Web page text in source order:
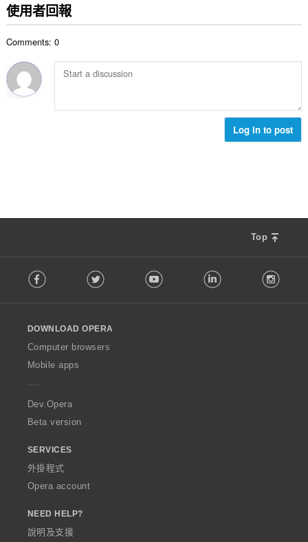
:
使用者回報
Comments: 0
Log in to post
Top
o
w
O
p
a
Facebook Twitter Youtube LinkedIn
DOWNLOAD OPERA
Computer browsers
Mobile apps
Dev.Opera
Beta version
SERVICES
外掛程式
Opera account
NEED HELP?
說明及支援